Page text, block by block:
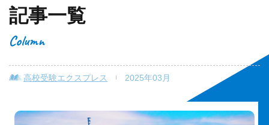
記事一覧
Column
高校受験エクスプレス 2025年03月